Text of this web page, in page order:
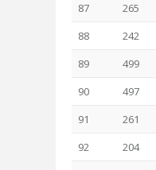
87
265
88
242
89
499
90
497
91
261
92
204